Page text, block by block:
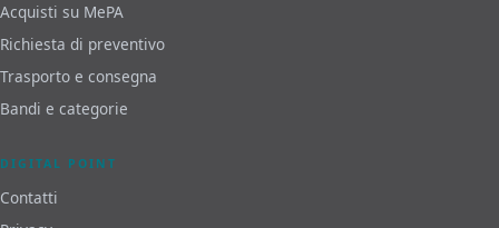
Acquisti su MePA
Richiesta di preventivo
Trasporto e consegna
Bandi e categorie
DIGITAL POINT
Contatti